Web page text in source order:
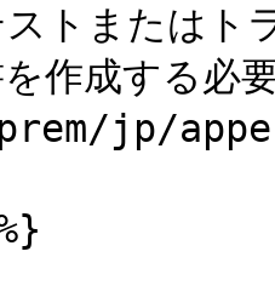
ストまたはト
を作成する
jp/